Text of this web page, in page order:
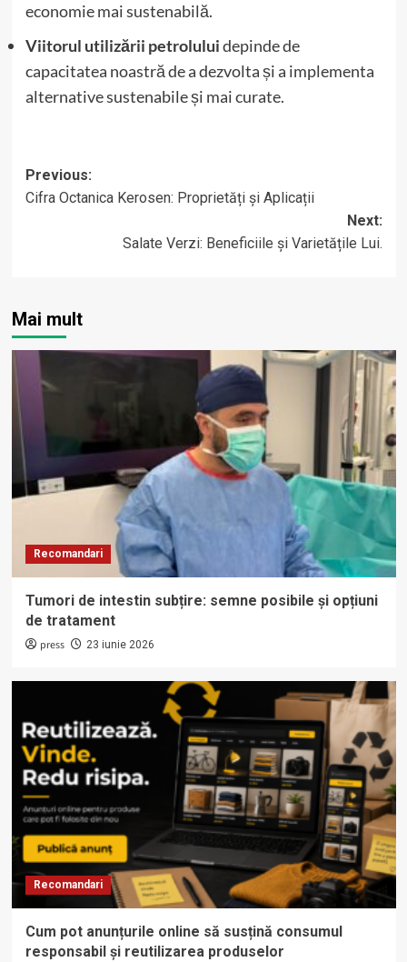
economie mai sustenabilă.
Viitorul utilizării petroluluidepinde de
capacitatea noastră de a dezvolta și a implementa
alternative sustenabile și mai curate.
Post
navigation
Previous:
Cifra Octanica Kerosen: Proprietăți și Aplicații
Next:
Salate Verzi: Beneficiile și Varietățile Lui.
Mai mult
Recomandari
Tumori de intestin subțire: semne posibile și opțiuni
de tratament
press 23 iunie 2026
Recomandari
Cum pot anunțurile online să susțină consumul
responsabil și reutilizarea produselor